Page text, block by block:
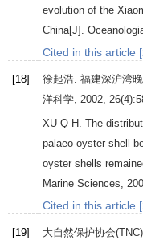
evolution of the
China[J].
Cited in this article
[18] 徐起浩. 福建深沪湾
洋科学, 2002, 26
XU Q H . The
palaeo-oyster shell
oyster shells
Marine Sciences,
Cited in this article
[19]
大自然保护协会